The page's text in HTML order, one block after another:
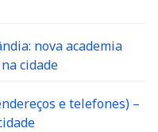
nova academia
cidade
e telefones) –